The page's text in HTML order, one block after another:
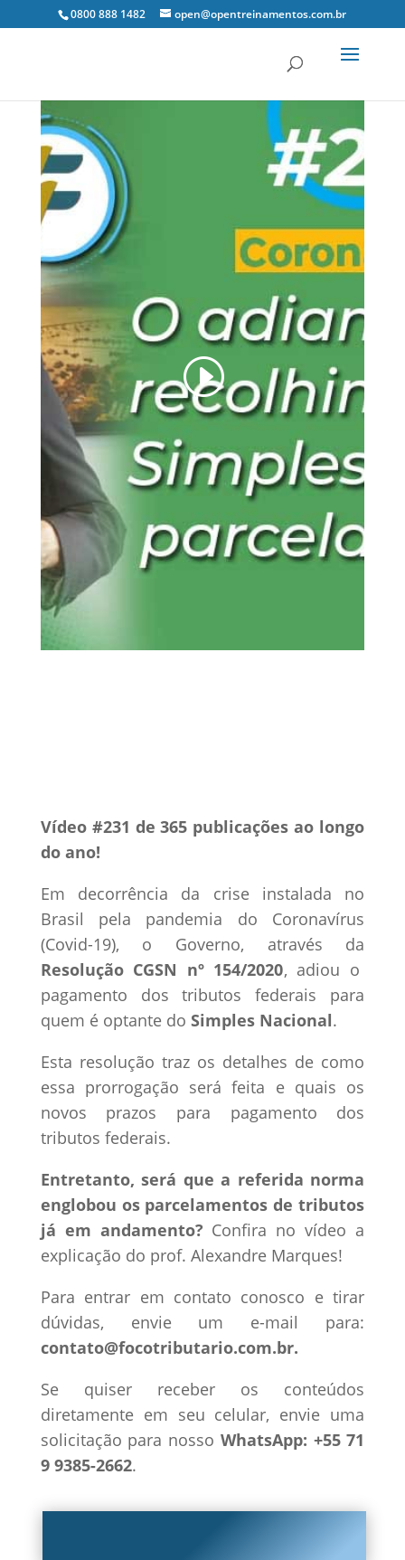
0800 888 1482 open@opentreinamentos.com.br
Vídeo #231 de 365 publicações ao longo
do ano!
Em decorrência da crise instalada no
Brasil pela pandemia do Coronavírus
(Covid-19), o Governo, através da
Resolução CGSN nº 154/2020, adiou o
pagamento dos tributos federais para
quem é optante do Simples Nacional.
Esta resolução traz os detalhes de como
essa prorrogação será feita e quais os
novos prazos para pagamento dos
tributos federais.
Entretanto, será que a referida norma
englobou os parcelamentos de tributos
já em andamento? Confira no vídeo a
explicação do prof. Alexandre Marques!
Para entrar em contato conosco e tirar
dúvidas, envie um e-mail para:
contato@focotributario.com.br.
Se quiser receber os conteúdos
diretamente em seu celular, envie uma
solicitação para nosso WhatsApp: +55 71
9 9385-2662.